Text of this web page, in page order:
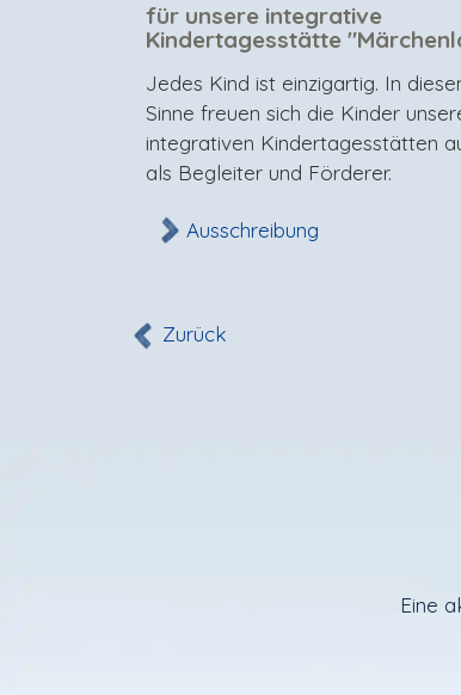
für unsere integrative
Kindertagesstätte
Jedes Kind ist einzigartig. In
Sinne freuen sich die Kinder
integrativen Kindertagesstätten
als Begleiter und Förderer.
Ausschreibung
Zurück
Eine